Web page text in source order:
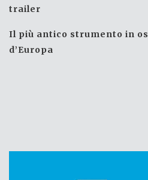
trailer
Il più antico strumento in
d’Europa